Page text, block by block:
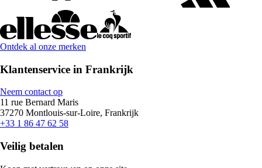
Ontdek al onze merken
Klantenservice in Frankrijk
Neem contact op
11 rue Bernard Maris
37270 Montlouis-sur-Loire, Frankrijk
+33 1 86 47 62 58
Veilig betalen